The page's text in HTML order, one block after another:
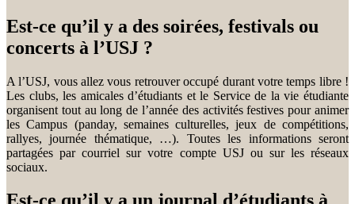
Est-ce qu’il y a des soirées, festivals ou
concerts à l’USJ ?
A l’USJ, vous allez vous retrouver occupé durant votre temps libre !
Les clubs, les amicales d’étudiants et le Service de la vie étudiante
organisent tout au long de l’année des activités festives pour animer
les Campus (panday, semaines culturelles, jeux de compétitions,
rallyes, journée thématique, …). Toutes les informations seront
partagées par courriel sur votre compte USJ ou sur les réseaux
sociaux.